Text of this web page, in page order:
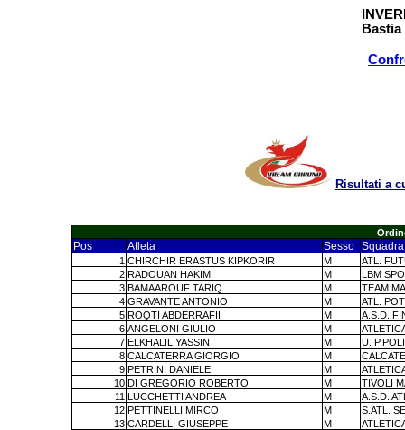
Bastia
Risultati a
Pos Atleta Sesso Squadra
1 CHIRCHIR ERASTUS KIPKORIR M
ATL.
2 RADOUAN HAKIM M
LBM
3 BAMAAROUF TARIQ M
TEAM
4 GRAVANTE ANTONIO M
ATL.
5 ROQTI ABDERRAFII M
A.S.D.
6 ANGELONI GIULIO M
7 ELKHALIL YASSIN M
U.
8 CALCATERRA GIORGIO M
9 PETRINI DANIELE M
10 DI GREGORIO ROBERTO M
TIVOLI
11 LUCCHETTI ANDREA M
A.S.D.
12 PETTINELLI MIRCO M
S.ATL.
13 CARDELLI GIUSEPPE M